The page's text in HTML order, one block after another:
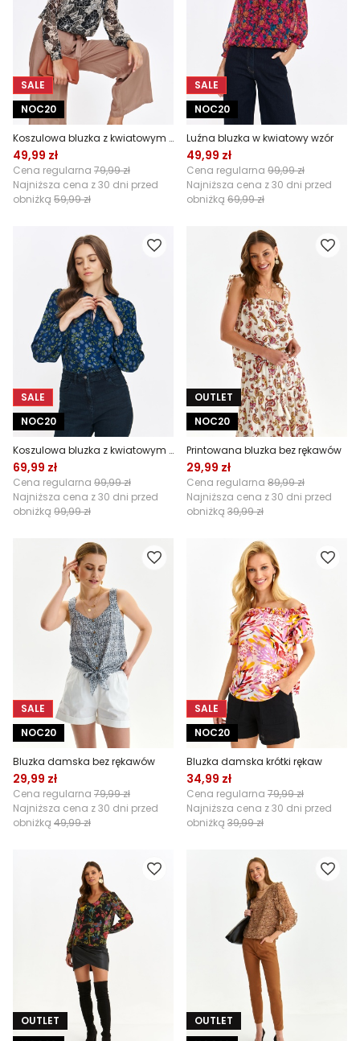
SALE
NOC20
Koszulowa bluzka z kwiatowym nadrukiem
49,99 zł
Cena regularna 79,99 zł
Najniższa cena z 30 dni przed
obniżką 59,99 zł
SALE
NOC20
Luźna bluzka w kwiatowy wzór
49,99 zł
Cena regularna 99,99 zł
Najniższa cena z 30 dni przed
obniżką 69,99 zł
SALE
NOC20
Koszulowa bluzka z kwiatowym nadrukiem
69,99 zł
Cena regularna 99,99 zł
Najniższa cena z 30 dni przed
obniżką 99,99 zł
OUTLET
NOC20
Printowana bluzka bez rękawów
29,99 zł
Cena regularna 89,99 zł
Najniższa cena z 30 dni przed
obniżką 39,99 zł
SALE
NOC20
Bluzka damska bez rękawów
29,99 zł
Cena regularna 79,99 zł
Najniższa cena z 30 dni przed
obniżką 49,99 zł
SALE
NOC20
Bluzka damska krótki rękaw
34,99 zł
Cena regularna 79,99 zł
Najniższa cena z 30 dni przed
obniżką 39,99 zł
OUTLET
OUTLET